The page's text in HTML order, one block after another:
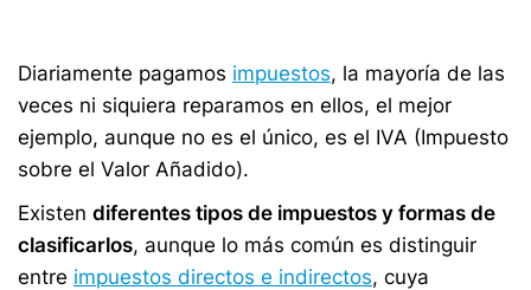
Diariamente pagamos impuestos, la mayoría de las
veces ni siquiera reparamos en ellos, el mejor
ejemplo, aunque no es el único, es el IVA (Impuesto
sobre el Valor Añadido).
Existen diferentes tipos de impuestos y formas de
clasificarlos, aunque lo más común es distinguir
entre impuestos directos e indirectos, cuya